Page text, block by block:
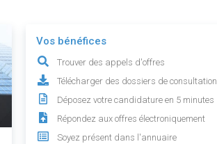
Vos bénéfices
Trouver des appels d'offres
Télécharger des dossiers de consultation
Déposez votre candidature en 5 minutes
Répondez aux offres électroniquement
Soyez présent dans l'annuaire